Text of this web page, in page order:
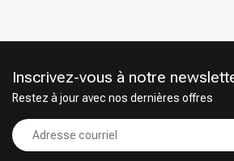
Inscrivez-vous à notre
Restez à jour avec nos dernières offres